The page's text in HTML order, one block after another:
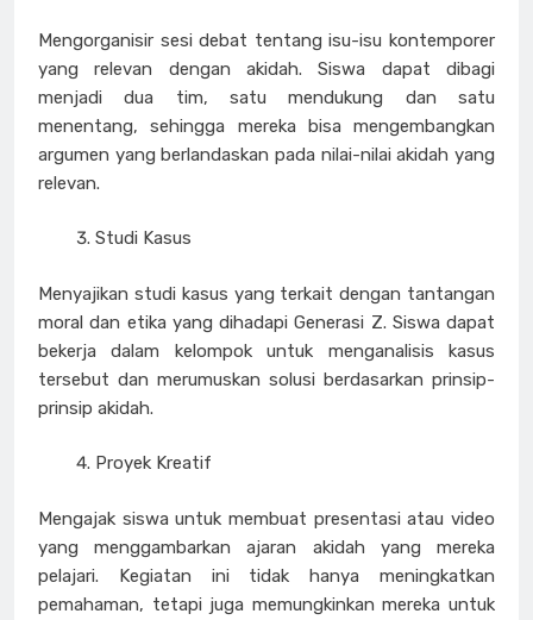
Mengorganisir sesi debat tentang isu-isu kontemporer
yang relevan dengan akidah. Siswa dapat dibagi
menjadi dua tim, satu mendukung dan satu
menentang, sehingga mereka bisa mengembangkan
argumen yang berlandaskan pada nilai-nilai akidah yang
relevan.
Studi Kasus
Menyajikan studi kasus yang terkait dengan tantangan
moral dan etika yang dihadapi Generasi Z. Siswa dapat
bekerja dalam kelompok untuk menganalisis kasus
tersebut dan merumuskan solusi berdasarkan prinsip-
prinsip akidah.
Proyek Kreatif
Mengajak siswa untuk membuat presentasi atau video
yang menggambarkan ajaran akidah yang mereka
pelajari. Kegiatan ini tidak hanya meningkatkan
pemahaman, tetapi juga memungkinkan mereka untuk